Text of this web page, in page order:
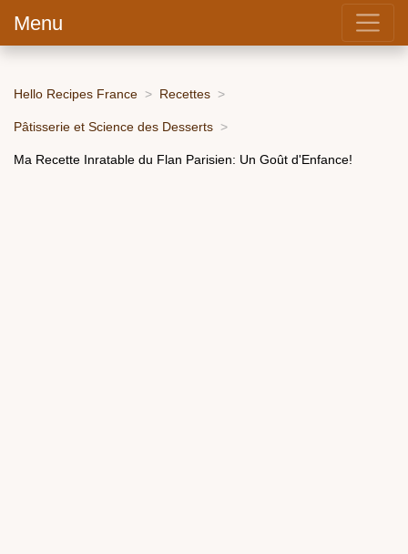
Menu
Hello Recipes France Recettes
Pâtisserie et Science des Desserts
Ma Recette Inratable du Flan Parisien: Un Goût d'Enfance!